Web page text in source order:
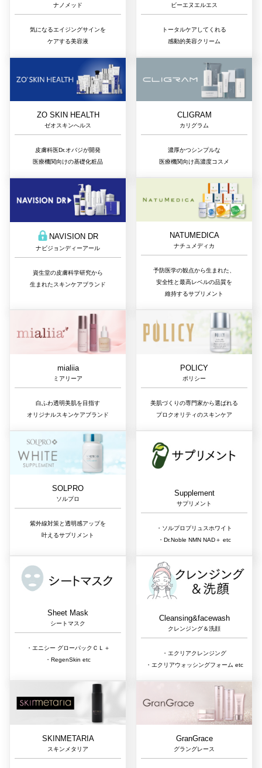
ナノメッド
気になるエイジングサインを
ケアする美容液
ビーエヌエルエス
トータルケアしてくれる
感動的美容クリーム
ZO SKIN HEALTH
ゼオスキンへルス
皮膚科医Dr.オバジが開発
医療機関向けの基礎化粧品
CLIGRAM
カリグラム
濃厚かつシンプルな
医療機関向け高濃度コスメ
NAVISION DR
ナビジョンディーアール
資生堂の皮膚科学研究から
生まれたスキンケアブランド
NATUMEDICA
ナチュメディカ
予防医学の観点から生まれた、
安全性と最高レベルの品質を
維持するサプリメント
mialiia
ミアリーア
白ふわ透明美肌を目指す
オリジナルスキンケアブランド
POLICY
ポリシー
美肌づくりの専門家から選ばれる
プロクオリティのスキンケア
SOLPRO
ソルプロ
紫外線対策と透明感アップを
叶えるサプリメント
Supplement
サプリメント
・ソルプロプリュスホワイト
・Dr.Noble NMN NAD＋ etc
Sheet Mask
シートマスク
・エニシー グローパックＣＬ＋
・RegenSkin etc
Cleansing&facewash
クレンジング＆洗顔
・エクリアクレンジング
・エクリアウォッシングフォーム etc
SKINMETARIA
スキンメタリア
GranGrace
グラングレース